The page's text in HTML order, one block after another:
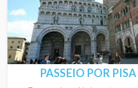
PASSEIO POR